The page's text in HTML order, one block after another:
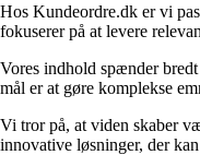
Hos Kundeordre.dk er vi
fokuserer på at levere
Vores indhold spænder
mål er at gøre komplekse
Vi tror på, at viden skaber
innovative løsninger, der